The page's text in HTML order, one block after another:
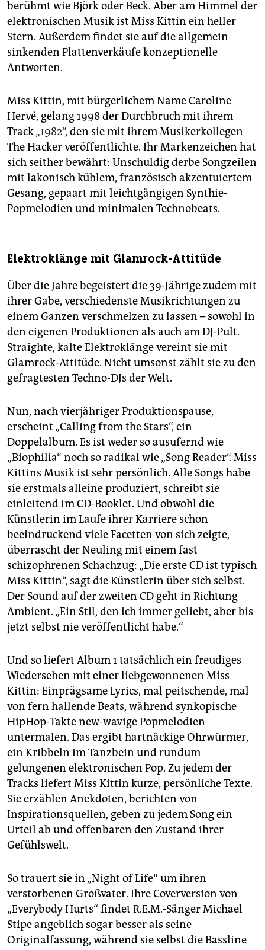
berühmt wie Björk oder Beck. Aber am Himmel der
elektronischen Musik ist Miss Kittin ein heller
Stern. Außerdem findet sie auf die allgemein
sinkenden Plattenverkäufe konzeptionelle
Antworten.
Miss Kittin, mit bürgerlichem Name Caroline
Hervé, gelang 1998 der Durchbruch mit ihrem
Track„1982“, den sie mit ihrem Musikerkollegen
The Hacker veröffentlichte. Ihr Markenzeichen hat
sich seither bewährt: Unschuldig derbe Songzeilen
mit lakonisch kühlem, französisch akzentuiertem
Gesang, gepaart mit leichtgängigen Synthie-
Popmelodien und minimalen Technobeats.
Elektroklänge mit Glamrock-Attitüde
Über die Jahre begeistert die 39-Jährige zudem mit
ihrer Gabe, verschiedenste Musikrichtungen zu
einem Ganzen verschmelzen zu lassen – sowohl in
den eigenen Produktionen als auch am DJ-Pult.
Straighte, kalte Elektroklänge vereint sie mit
Glamrock-Attitüde. Nicht umsonst zählt sie zu den
gefragtesten Techno-DJs der Welt.
Nun, nach vierjähriger Produktionspause,
erscheint „Calling from the Stars“, ein
Doppelalbum. Es ist weder so ausufernd wie
„Biophilia“ noch so radikal wie „Song Reader“. Miss
Kittins Musik ist sehr persönlich. Alle Songs habe
sie erstmals alleine produziert, schreibt sie
einleitend im CD-Booklet. Und obwohl die
Künstlerin im Laufe ihrer Karriere schon
beeindruckend viele Facetten von sich zeigte,
überrascht der Neuling mit einem fast
schizophrenen Schachzug: „Die erste CD ist typisch
Miss Kittin“, sagt die Künstlerin über sich selbst.
Der Sound auf der zweiten CD geht in Richtung
Ambient. „Ein Stil, den ich immer geliebt, aber bis
jetzt selbst nie veröffentlicht habe.“
Und so liefert Album 1 tatsächlich ein freudiges
Wiedersehen mit einer liebgewonnenen Miss
Kittin: Einprägsame Lyrics, mal peitschende, mal
von fern hallende Beats, während synkopische
HipHop-Takte new-wavige Popmelodien
untermalen. Das ergibt hartnäckige Ohrwürmer,
ein Kribbeln im Tanzbein und rundum
gelungenen elektronischen Pop. Zu jedem der
Tracks liefert Miss Kittin kurze, persönliche Texte.
Sie erzählen Anekdoten, berichten von
Inspirationsquellen, geben zu jedem Song ein
Urteil ab und offenbaren den Zustand ihrer
Gefühlswelt.
So trauert sie in „Night of Life“ um ihren
verstorbenen Großvater. Ihre Coverversion von
„Everybody Hurts“ findet R.E.M.-Sänger Michael
Stipe angeblich sogar besser als seine
Originalfassung, während sie selbst die Bassline